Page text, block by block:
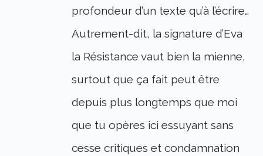
profondeur d’un texte qu’à l’écrire…
Autrement-dit, la signature d’Eva
la Résistance vaut bien la mienne,
surtout que ça fait peut être
depuis plus longtemps que moi
que tu opères ici essuyant sans
cesse critiques et condamnation